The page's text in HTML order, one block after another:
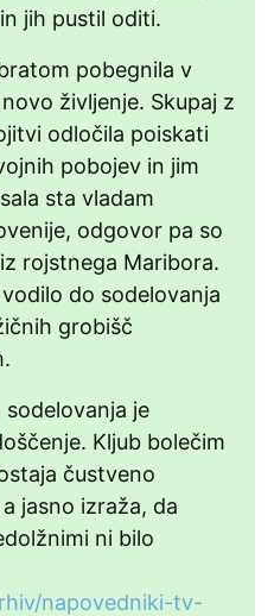
jih pustil oditi.
pobegnila v
življenje. Skupaj z
odločila poiskati
pobojev in jim
sta vladam
odgovor pa so
rojstnega Maribora.
do sodelovanja
grobišč
je
Kljub bolečim
čustveno
jasno izraža, da
ni bilo
napovedniki-tv-